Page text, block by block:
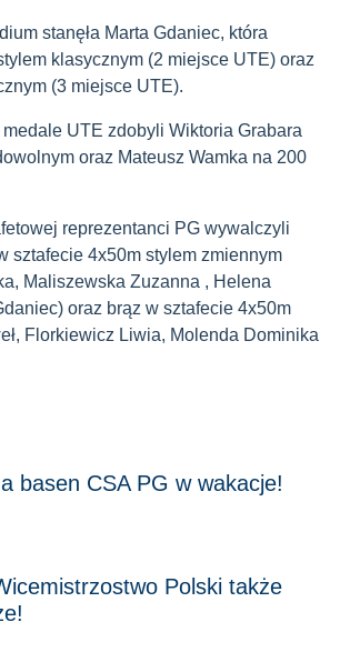
stanęła Marta Gdaniec, która
klasycznym (2 miejsce UTE) oraz
(3 miejsce UTE).
UTE zdobyli Wiktoria Grabara
oraz Mateusz Wamka na 200
reprezentanci PG wywalczyli
sztafecie 4x50m stylem zmiennym
Maliszewska Zuzanna , Helena
oraz brąz w sztafecie 4x50m
Florkiewicz Liwia, Molenda Dominika
basen CSA PG w wakacje!
Polski także